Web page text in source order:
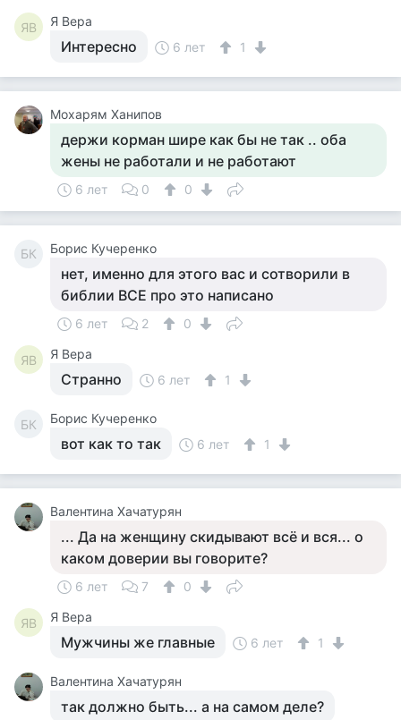
ЯВ Я Вера
Интересно 6 лет 1
Мохарям Ханипов
держи корман шире как бы не так .. оба
жены не работали и не работают
6 лет 0 0
БК Борис Кучеренко
нет, именно для этого вас и сотворили в
библии ВСЕ про это написано
6 лет 2 0
ЯВ Я Вера
Странно 6 лет 1
БК Борис Кучеренко
вот как то так 6 лет 1
Валентина Хачатурян
... Да на женщину скидывают всё и вся... о
каком доверии вы говорите?
6 лет 7 0
ЯВ Я Вера
Мужчины же главные 6 лет 1
Валентина Хачатурян
так должно быть... а на самом деле?